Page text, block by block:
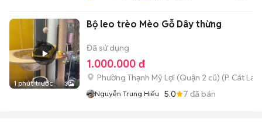
1 phút trước 3
Bộ leo trèo Mèo Gỗ Dây thừng
Đã sử dụng
1.000.000 đ
Phường Thạnh Mỹ Lợi (Quận 2 cũ) (P. Cát Lái
Nguyễn Trung Hiếu 5.0 7 đã bán